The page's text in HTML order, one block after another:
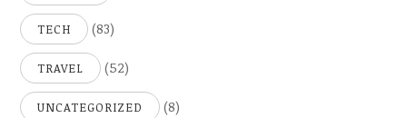
TECH (83)
TRAVEL (52)
UNCATEGORIZED (8)